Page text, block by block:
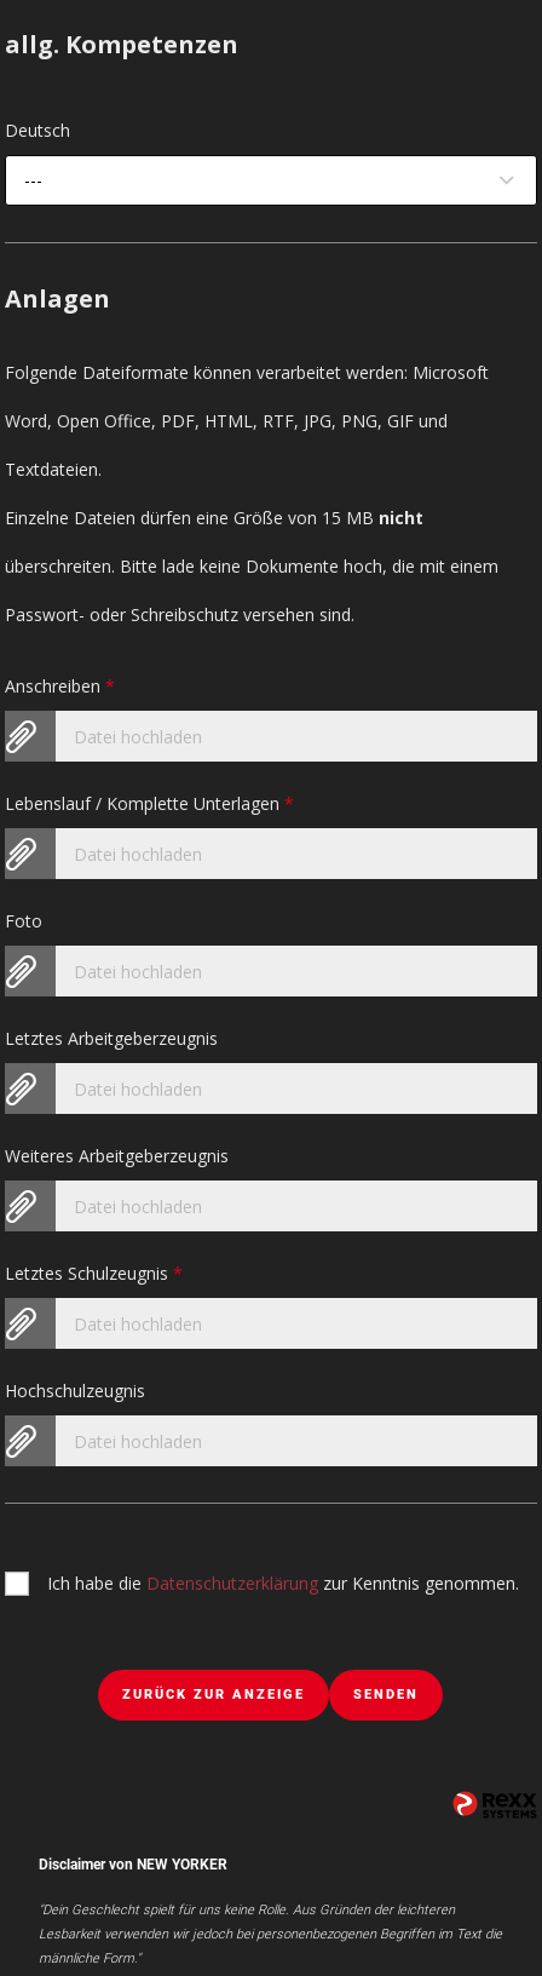
allg. Kompetenzen
Deutsch
---
Anlagen
Folgende Dateiformate können verarbeitet werden: Microsoft
Word, Open Office, PDF, HTML, RTF, JPG, PNG, GIF und
Textdateien.
Einzelne Dateien dürfen eine Größe von 15 MB nicht
überschreiten. Bitte lade keine Dokumente hoch, die mit einem
Passwort- oder Schreibschutz versehen sind.
Anschreiben*
Datei hochladen
Lebenslauf / Komplette Unterlagen*
Datei hochladen
Foto
Datei hochladen
Letztes Arbeitgeberzeugnis
Datei hochladen
Weiteres Arbeitgeberzeugnis
Datei hochladen
Letztes Schulzeugnis*
Datei hochladen
Hochschulzeugnis
Datei hochladen
Ich habe die Datenschutzerklärung zur Kenntnis genommen.
ZURÜCK ZUR ANZEIGE SENDEN
Disclaimer von NEW YORKER
"Dein Geschlecht spielt für uns keine Rolle. Aus Gründen der leichteren
Lesbarkeit verwenden wir jedoch bei personenbezogenen Begriffen im Text die
männliche Form."